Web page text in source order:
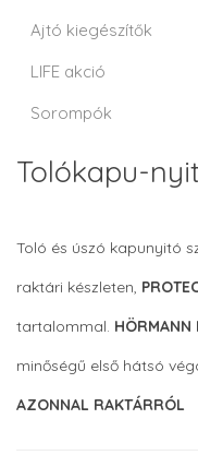
Ajtó kiegészítők
LIFE akció
Sorompók
Tolókapu-
Toló és úszó kapunyitó
raktári készleten,
tartalommal. HÖRMANN
minőségű első hátsó
AZONNAL RAKTÁRRÓL